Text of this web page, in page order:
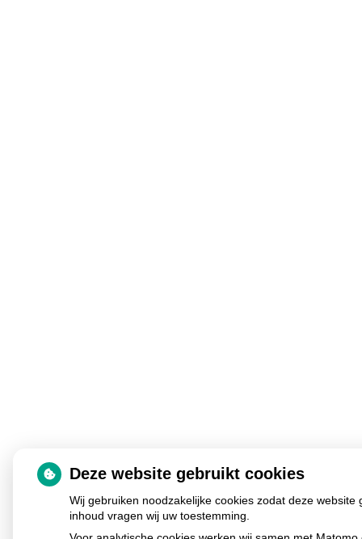
Deze website gebruikt cookies
Wij gebruiken noodzakelijke cookies zodat deze
inhoud vragen wij uw toestemming.